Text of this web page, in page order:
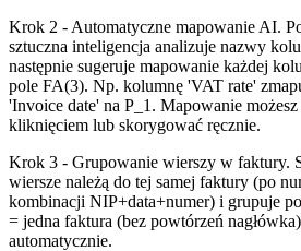
Krok 2 - Automatyczne mapowanie AI.
sztuczna inteligencja analizuje nazwy
następnie sugeruje mapowanie każdej
pole FA(3). Np. kolumnę 'VAT rate'
'Invoice date' na P_1. Mapowanie
kliknięciem lub skorygować ręcznie.
Krok 3 - Grupowanie wierszy w faktury.
wiersze należą do tej samej faktury (po
kombinacji NIP+data+numer) i grupuje
= jedna faktura (bez powtórzeń
automatycznie.